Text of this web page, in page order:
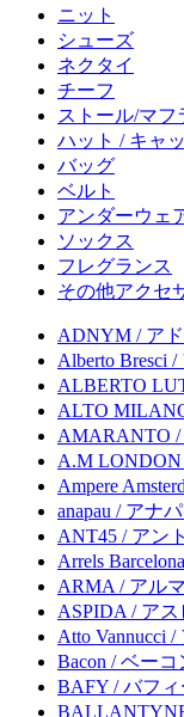
ニット
シューズ
ネクタイ
チーフ
ストール/マフ
ハット / キャ
バッグ
ベルト
アンダーウェ
ソックス
フレグランス
その他アクセ
ADNYM / ア
Alberto Bresci
ALBERTO
ALTO
AMARANTO /
A.M
Ampere
anapau / アナ
ANT45 / アン
Arrels
ARMA / アルマ
ASPIDA / アス
Atto Vannucci
Bacon / ベーコ
BAFY / バフィ